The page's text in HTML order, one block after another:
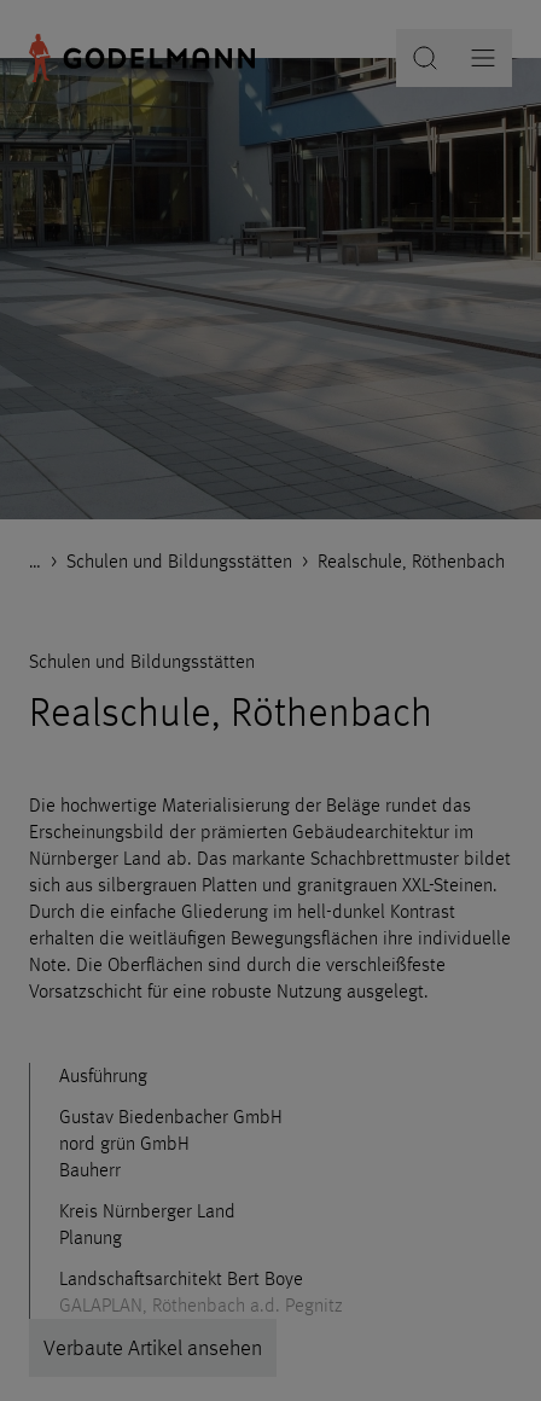
… Godelmann.de
> Referenzen
> Öffentliche Einrichtungen
> Schulen und Bildungsstätten > Realschule, Röthenbach
Schulen und Bildungsstätten
Realschule, Röthenbach
Die hochwertige Materialisierung der Beläge rundet das
Erscheinungsbild der prämierten Gebäudearchitektur im
Nürnberger Land ab. Das markante Schachbrettmuster bildet
sich aus silbergrauen Platten und granitgrauen XXL-Steinen.
Durch die einfache Gliederung im hell-dunkel Kontrast
erhalten die weitläufigen Bewegungsflächen ihre individuelle
Note. Die Oberflächen sind durch die verschleißfeste
Vorsatzschicht für eine robuste Nutzung ausgelegt.
Ausführung
Gustav Biedenbacher GmbH
nord grün GmbH
Bauherr
Kreis Nürnberger Land
Planung
Landschaftsarchitekt Bert Boye
GALAPLAN, Röthenbach a.d. Pegnitz
Verbaute Artikel ansehen